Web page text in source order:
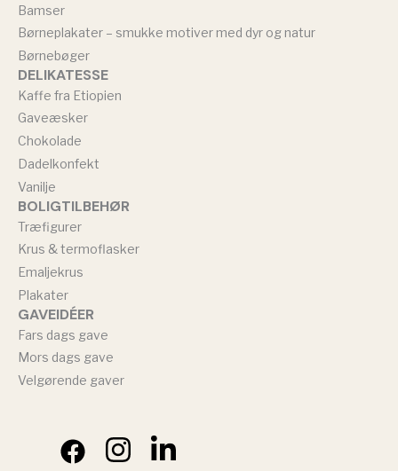
Bamser
Børneplakater – smukke motiver med dyr og natur
Børnebøger
DELIKATESSE
Kaffe fra Etiopien
Gaveæsker
Chokolade
Dadelkonfekt
Vanilje
BOLIGTILBEHØR
Træfigurer
Krus & termoflasker
Emaljekrus
Plakater
GAVEIDÉER
Fars dags gave
Mors dags gave
Velgørende gaver